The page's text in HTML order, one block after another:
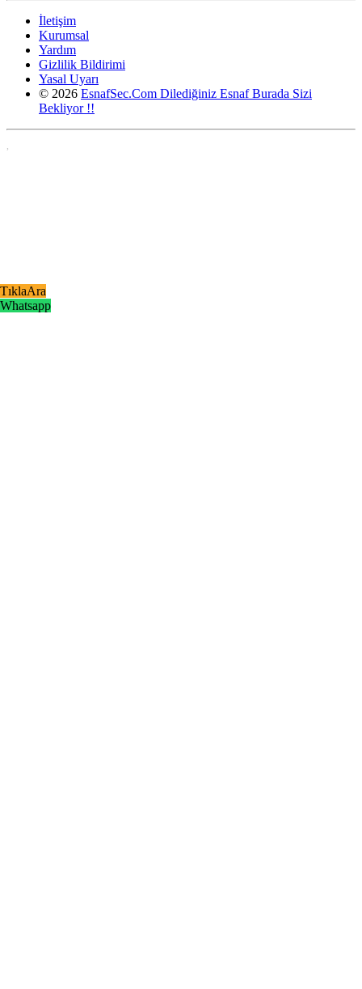
TıklaAra
Whatsapp
İletişim
Kurumsal
Yardım
Gizlilik Bildirimi
Yasal Uyarı
© 2026 EsnafSec.Com Dilediğiniz Esnaf Burada Sizi
Bekliyor !!